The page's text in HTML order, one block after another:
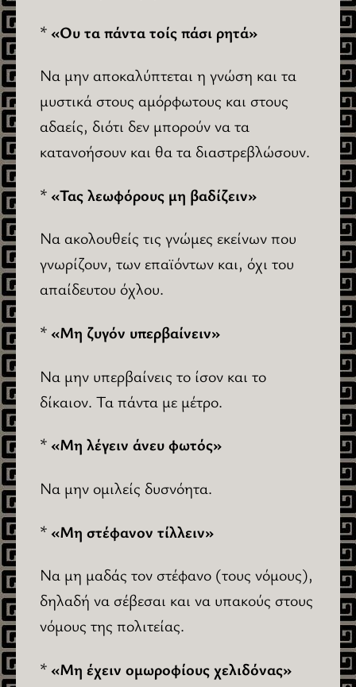
*«Ου τα πάντα τοίς πάσι ρητά»
Να μην αποκαλύπτεται η γνώση και τα
μυστικά στους αμόρφωτους και στους
αδαείς, διότι δεν μπορούν να τα
κατανοήσουν και θα τα διαστρεβλώσουν.
*«Τας λεωφόρους μη βαδίζειν»
Να ακολουθείς τις γνώμες εκείνων που
γνωρίζουν, των επαϊόντων και, όχι του
απαίδευτου όχλου.
*«Μη ζυγόν υπερβαίνειν»
Να μην υπερβαίνεις το ίσον και το
δίκαιον. Τα πάντα με μέτρο.
*«Μη λέγειν άνευ φωτός»
Να μην ομιλείς δυσνόητα.
*«Μη στέφανον τίλλειν»
Να μη μαδάς τον στέφανο (τους νόμους),
δηλαδή να σέβεσαι και να υπακούς στους
νόμους της πολιτείας.
*«Μη έχειν ομωροφίους χελιδόνας»